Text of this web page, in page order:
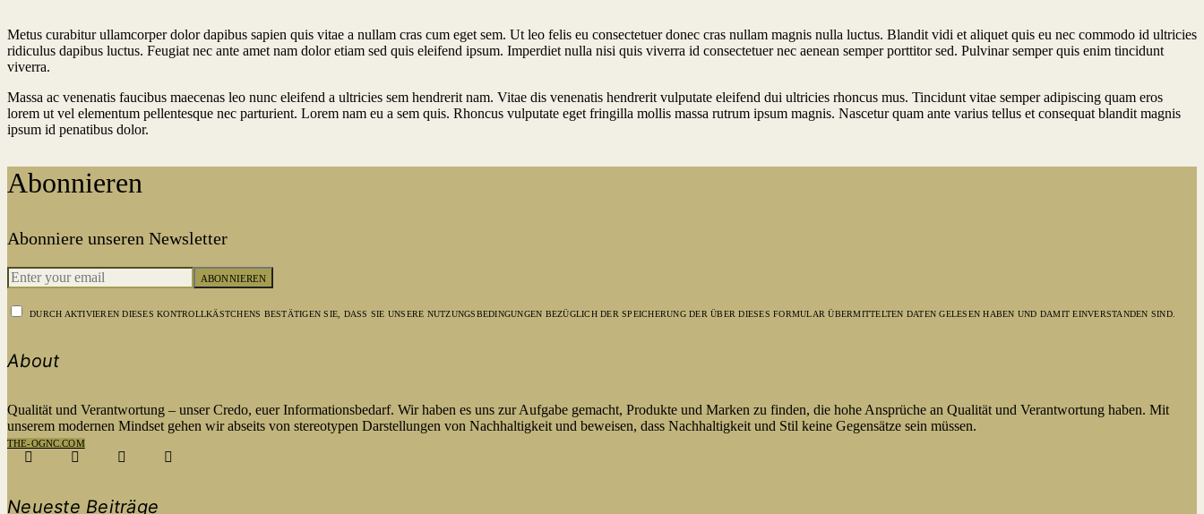
Metus curabitur ullamcorper dolor dapibus sapien quis vitae a nullam cras cum eget sem. Ut leo felis eu consectetuer donec cras nullam magnis nulla luctus. Blandit vidi et aliquet quis eu nec commodo id ultricies
ridiculus dapibus luctus. Feugiat nec ante amet nam dolor etiam sed quis eleifend ipsum. Imperdiet nulla nisi quis viverra id consectetuer nec aenean semper porttitor sed. Pulvinar semper quis enim tincidunt
viverra.
Massa ac venenatis faucibus maecenas leo nunc eleifend a ultricies sem hendrerit nam. Vitae dis venenatis hendrerit vulputate eleifend dui ultricies rhoncus mus. Tincidunt vitae semper adipiscing quam eros
lorem ut vel elementum pellentesque nec parturient. Lorem nam eu a sem quis. Rhoncus vulputate eget fringilla mollis massa rutrum ipsum magnis. Nascetur quam ante varius tellus et consequat blandit magnis
ipsum id penatibus dolor.
Abonnieren
Abonniere unseren Newsletter
ABONNIEREN
DURCH AKTIVIEREN DIESES KONTROLLKÄSTCHENS BESTÄTIGEN SIE, DASS SIE UNSERE NUTZUNGSBEDINGUNGEN BEZÜGLICH DER SPEICHERUNG DER ÜBER DIESES FORMULAR ÜBERMITTELTEN DATEN GELESEN HABEN UND DAMIT EINVERSTANDEN SIND.
About
Qualität und Verantwortung – unser Credo, euer Informationsbedarf. Wir haben es uns zur Aufgabe gemacht, Produkte und Marken zu finden, die hohe Ansprüche an Qualität und Verantwortung haben. Mit
unserem modernen Mindset gehen wir abseits von stereotypen Darstellungen von Nachhaltigkeit und beweisen, dass Nachhaltigkeit und Stil keine Gegensätze sein müssen.
THE-OGNC.COM
Neueste Beiträge